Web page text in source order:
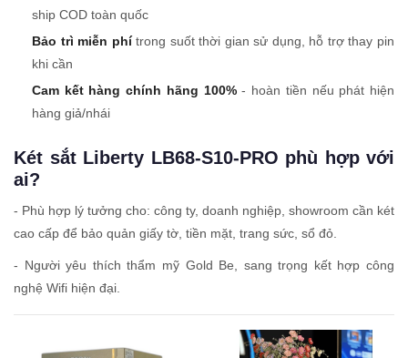
ship COD toàn quốc
Bảo trì miễn phítrong suốt thời gian sử dụng, hỗ trợ thay pin
khi cần
Cam kết hàng chính hãng 100%- hoàn tiền nếu phát hiện
hàng giả/nhái
Két sắt Liberty LB68-S10-PRO phù hợp với
ai?
- Phù hợp lý tưởng cho: công ty, doanh nghiệp, showroom cần két
cao cấp để bảo quản giấy tờ, tiền mặt, trang sức, sổ đỏ.
- Người yêu thích thẩm mỹ Gold Be, sang trọng kết hợp công
nghệ Wifi hiện đại.